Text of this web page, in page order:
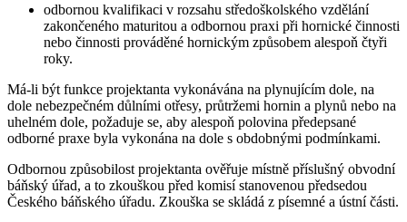
odbornou kvalifikaci v rozsahu středoškolského vzdělání
zakončeného maturitou a odbornou praxi při hornické činnosti
nebo činnosti prováděné hornickým způsobem alespoň čtyři
roky.
Má-li být funkce projektanta vykonávána na plynujícím dole, na
dole nebezpečném důlními otřesy, průtržemi hornin a plynů nebo na
uhelném dole, požaduje se, aby alespoň polovina předepsané
odborné praxe byla vykonána na dole s obdobnými podmínkami.
Odbornou způsobilost projektanta ověřuje místně příslušný obvodní
báňský úřad, a to zkouškou před komisí stanovenou předsedou
Českého báňského úřadu. Zkouška se skládá z písemné a ústní části.